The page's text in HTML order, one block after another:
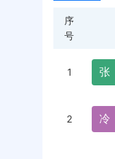
序
号
1 张
2 冷